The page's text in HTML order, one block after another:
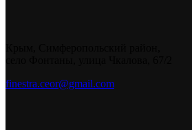
finestra.ceor@gmail.com